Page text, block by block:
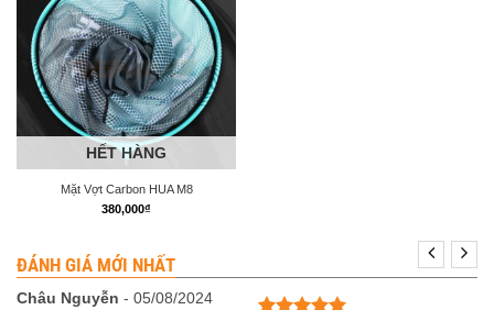
HẾT HÀNG
Mặt Vợt Carbon HUA M8
380,000₫
ĐÁNH GIÁ MỚI NHẤT
Châu Nguyễn - 05/08/2024